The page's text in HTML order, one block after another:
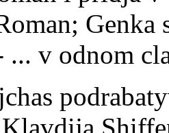
v odnom
Klavdija